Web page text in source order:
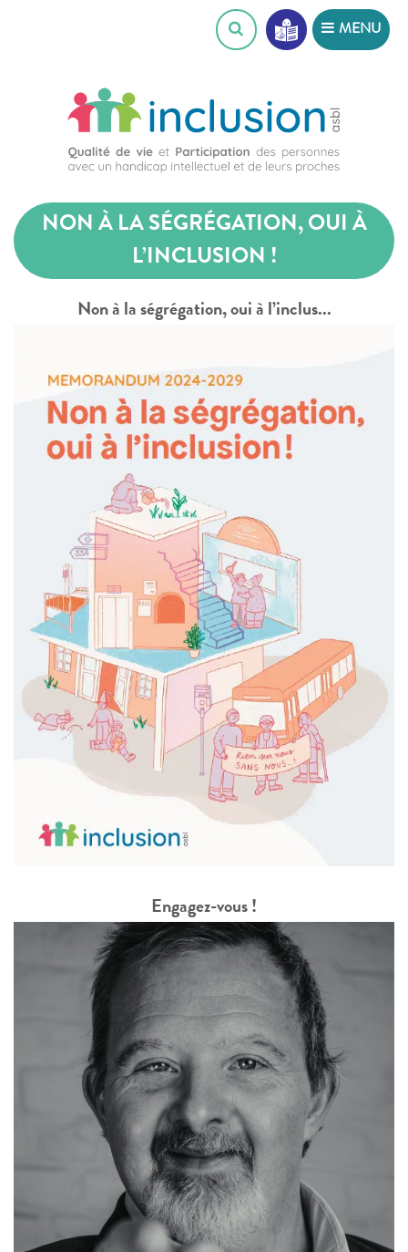
MENU
NON À LA SÉGRÉGATION, OUI À
L’INCLUSION !
Non à la ségrégation, oui à l’inclus...
Engagez-vous !